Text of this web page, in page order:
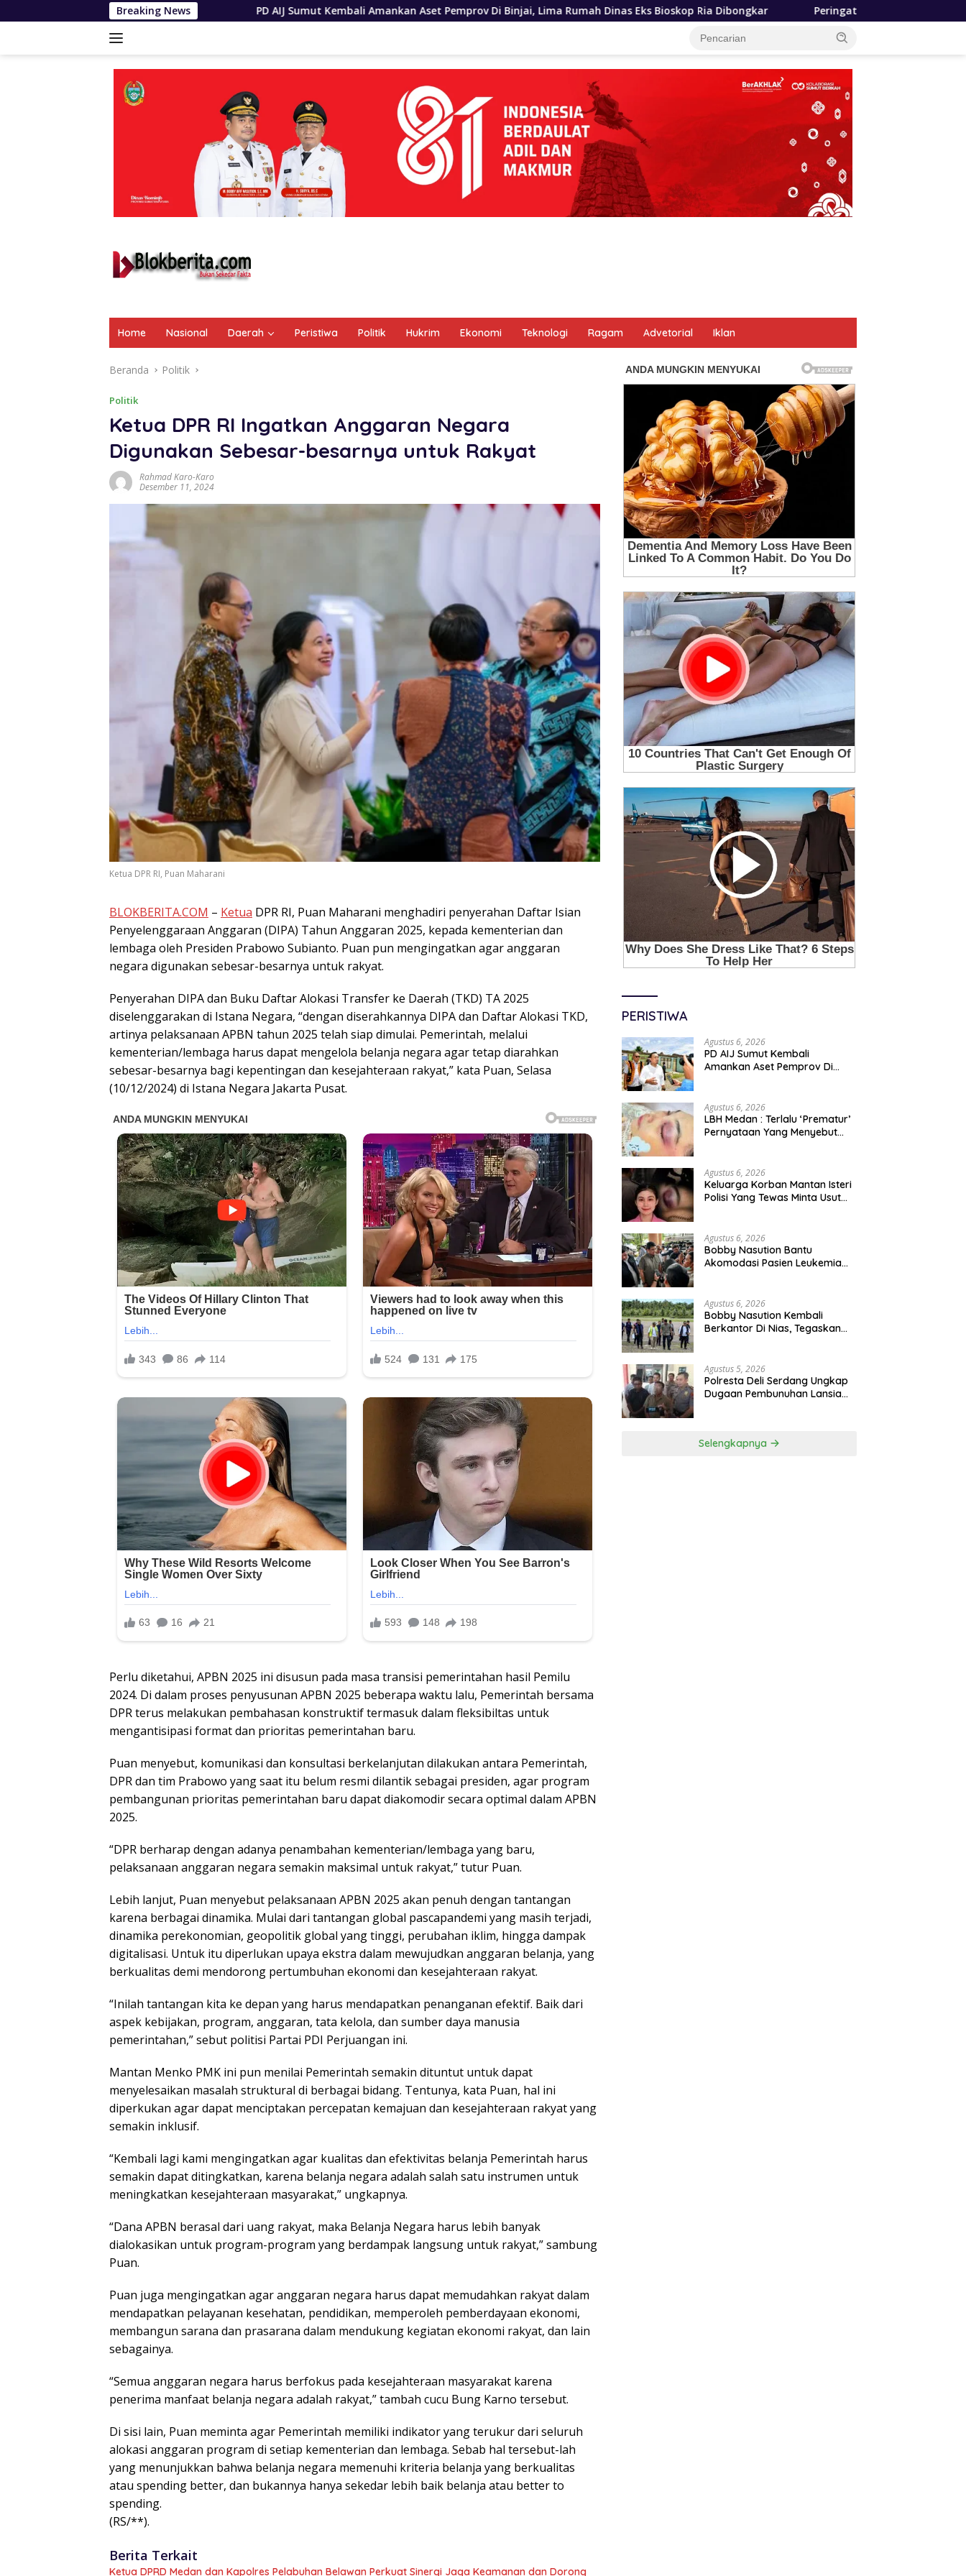
ke
Breaking News
PD AIJ Sumut Kembali Amankan Aset Pemprov Di Binjai, Lima Rumah Dinas Eks Bioskop Ria Dibongkar Peringati Hari Anak 2026, TP PKK Sumut Ajak
Home Nasional Daerah Peristiwa Politik Hukrim Ekonomi Teknologi Ragam Advetorial Iklan
Beranda Politik
Politik
Ketua DPR RI Ingatkan Anggaran Negara
Digunakan Sebesar-besarnya untuk Rakyat
Rahmad Karo-Karo
Desember 11, 2024
Ketua DPR RI, Puan Maharani
BLOKBERITA.COM – Ketua DPR RI, Puan Maharani menghadiri penyerahan Daftar Isian
Penyelenggaraan Anggaran (DIPA) Tahun Anggaran 2025, kepada kementerian dan
lembaga oleh Presiden Prabowo Subianto. Puan pun mengingatkan agar anggaran
negara digunakan sebesar-besarnya untuk rakyat.
Penyerahan DIPA dan Buku Daftar Alokasi Transfer ke Daerah (TKD) TA 2025
diselenggarakan di Istana Negara, “dengan diserahkannya DIPA dan Daftar Alokasi TKD,
artinya pelaksanaan APBN tahun 2025 telah siap dimulai. Pemerintah, melalui
kementerian/lembaga harus dapat mengelola belanja negara agar tetap diarahkan
sebesar-besarnya bagi kepentingan dan kesejahteraan rakyat,” kata Puan, Selasa
(10/12/2024) di Istana Negara Jakarta Pusat.
Perlu diketahui, APBN 2025 ini disusun pada masa transisi pemerintahan hasil Pemilu
2024. Di dalam proses penyusunan APBN 2025 beberapa waktu lalu, Pemerintah bersama
DPR terus melakukan pembahasan konstruktif termasuk dalam fleksibiltas untuk
mengantisipasi format dan prioritas pemerintahan baru.
Puan menyebut, komunikasi dan konsultasi berkelanjutan dilakukan antara Pemerintah,
DPR dan tim Prabowo yang saat itu belum resmi dilantik sebagai presiden, agar program
pembangunan prioritas pemerintahan baru dapat diakomodir secara optimal dalam APBN
2025.
“DPR berharap dengan adanya penambahan kementerian/lembaga yang baru,
pelaksanaan anggaran negara semakin maksimal untuk rakyat,” tutur Puan.
Lebih lanjut, Puan menyebut pelaksanaan APBN 2025 akan penuh dengan tantangan
karena berbagai dinamika. Mulai dari tantangan global pascapandemi yang masih terjadi,
dinamika perekonomian, geopolitik global yang tinggi, perubahan iklim, hingga dampak
digitalisasi. Untuk itu diperlukan upaya ekstra dalam mewujudkan anggaran belanja, yang
berkualitas demi mendorong pertumbuhan ekonomi dan kesejahteraan rakyat.
“Inilah tantangan kita ke depan yang harus mendapatkan penanganan efektif. Baik dari
aspek kebijakan, program, anggaran, tata kelola, dan sumber daya manusia
pemerintahan,” sebut politisi Partai PDI Perjuangan ini.
Mantan Menko PMK ini pun menilai Pemerintah semakin dituntut untuk dapat
menyelesaikan masalah struktural di berbagai bidang. Tentunya, kata Puan, hal ini
diperkukan agar dapat menciptakan percepatan kemajuan dan kesejahteraan rakyat yang
semakin inklusif.
“Kembali lagi kami mengingatkan agar kualitas dan efektivitas belanja Pemerintah harus
semakin dapat ditingkatkan, karena belanja negara adalah salah satu instrumen untuk
meningkatkan kesejahteraan masyarakat,” ungkapnya.
“Dana APBN berasal dari uang rakyat, maka Belanja Negara harus lebih banyak
dialokasikan untuk program-program yang berdampak langsung untuk rakyat,” sambung
Puan.
Puan juga mengingatkan agar anggaran negara harus dapat memudahkan rakyat dalam
mendapatkan pelayanan kesehatan, pendidikan, memperoleh pemberdayaan ekonomi,
membangun sarana dan prasarana dalam mendukung kegiatan ekonomi rakyat, dan lain
sebagainya.
“Semua anggaran negara harus berfokus pada kesejahteraan masyarakat karena
penerima manfaat belanja negara adalah rakyat,” tambah cucu Bung Karno tersebut.
Di sisi lain, Puan meminta agar Pemerintah memiliki indikator yang terukur dari seluruh
alokasi anggaran program di setiap kementerian dan lembaga. Sebab hal tersebut-lah
yang menunjukkan bahwa belanja negara memenuhi kriteria belanja yang berkualitas
atau spending better, dan bukannya hanya sekedar lebih baik belanja atau better to
spending.
(RS/**).
Berita Terkait
Ketua DPRD Medan dan Kapolres Pelabuhan Belawan Perkuat Sinergi Jaga Keamanan dan Dorong
PERISTIWA
Agustus 6, 2026
PD AIJ Sumut Kembali
Amankan Aset Pemprov Di
Agustus 6, 2026
LBH Medan : Terlalu ‘Prematur’
Pernyataan Yang Menyebut
Agustus 6, 2026
Keluarga Korban Mantan Isteri
Polisi Yang Tewas Minta Usut
Agustus 6, 2026
Bobby Nasution Bantu
Akomodasi Pasien Leukemia
Agustus 6, 2026
Bobby Nasution Kembali
Berkantor Di Nias, Tegaskan
Agustus 5, 2026
Polresta Deli Serdang Ungkap
Dugaan Pembunuhan Lansia
Selengkapnya